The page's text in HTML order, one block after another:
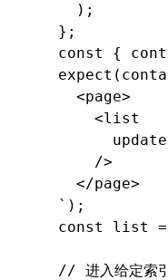
    );
  };
  const
{
  expect
    <page>
      <list
      />
    </page>
  `
);
  const
list =
// 进入给定索